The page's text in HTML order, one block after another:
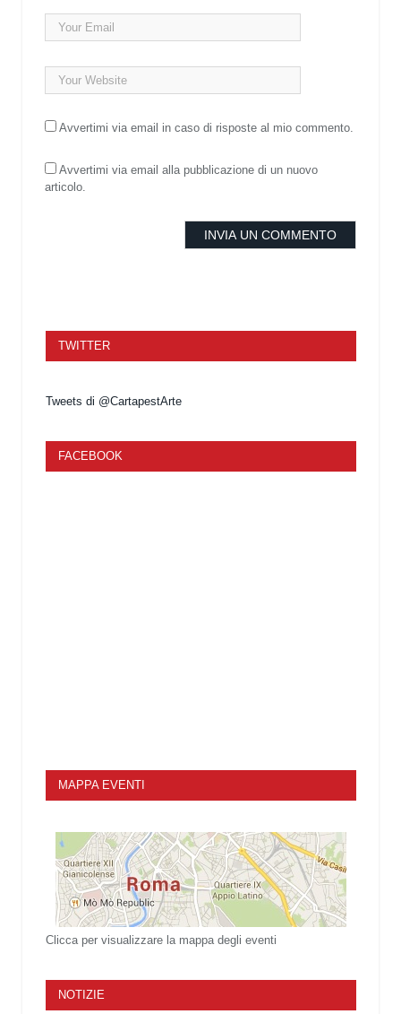
Avvertimi via email in caso di risposte al mio commento.
Avvertimi via email alla pubblicazione di un nuovo
articolo.
TWITTER
Tweets di @CartapestArte
FACEBOOK
MAPPA EVENTI
Clicca per visualizzare la mappa degli eventi
NOTIZIE